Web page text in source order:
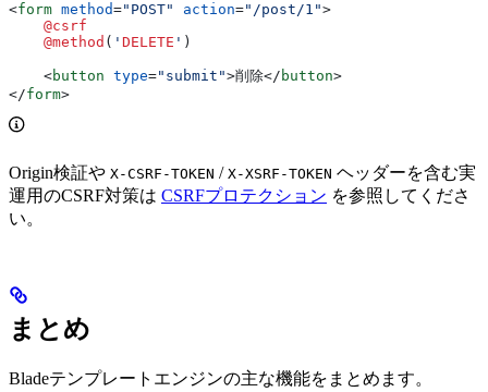
<form method="POST" action="/post/1">
    @csrf
    @method
( ' DELETE ' )
    <
button type="submit">削除</ button>
</form>
Origin検証や X-CSRF-TOKEN / X-XSRF-TOKEN ヘッダーを含む実
運用のCSRF対策は CSRFプロテクション を参照してくださ
い。
まとめ
Bladeテンプレートエンジンの主な機能をまとめます。